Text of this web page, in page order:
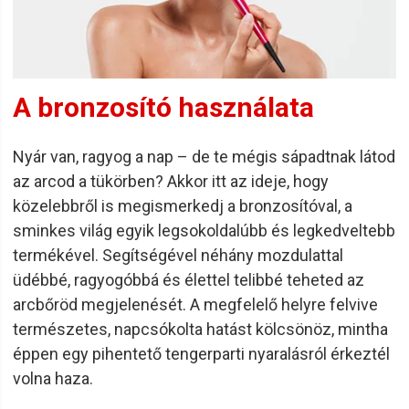
lehetsz benne, hogy professzionális eredményeket
kapsz, amikor te is használod őket.
Könnyű használat:
A Barburys szakállápoló
termékeket
minden gond nélkül tökéletes megjelenést érhetsz el az
Biztonságos és hatékony: A Barburys termékek
biztonságosak és hatékonyak, így nyugodtan
használhatod őket.
Hosszú élettartamú:
A Barburys haj- és szakáll
ápoláshoz használt termékei tartósak is, így évekig
élvezheted őket.
A Barburys by Sibel a fodrász és borbély szakemberek
támogatására lett tervezve, akik a munkájuk iránti
szenvedélyt befektetik minden proaktív eszközükbe.
Minőségi termékek
A bronzosító használata
Nyár van, ragyog a nap – de te mégis sápadtnak látod
az arcod a tükörben? Akkor itt az ideje, hogy
közelebbről is megismerkedj a bronzosítóval, a
sminkes világ egyik legsokoldalúbb és legkedveltebb
termékével. Segítségével néhány mozdulattal
üdébbé, ragyogóbbá és élettel telibbé teheted az
arcbőröd megjelenését. A megfelelő helyre felvive
természetes, napcsókolta hatást kölcsönöz, mintha
éppen egy pihentető tengerparti nyaralásról érkeztél
volna haza.